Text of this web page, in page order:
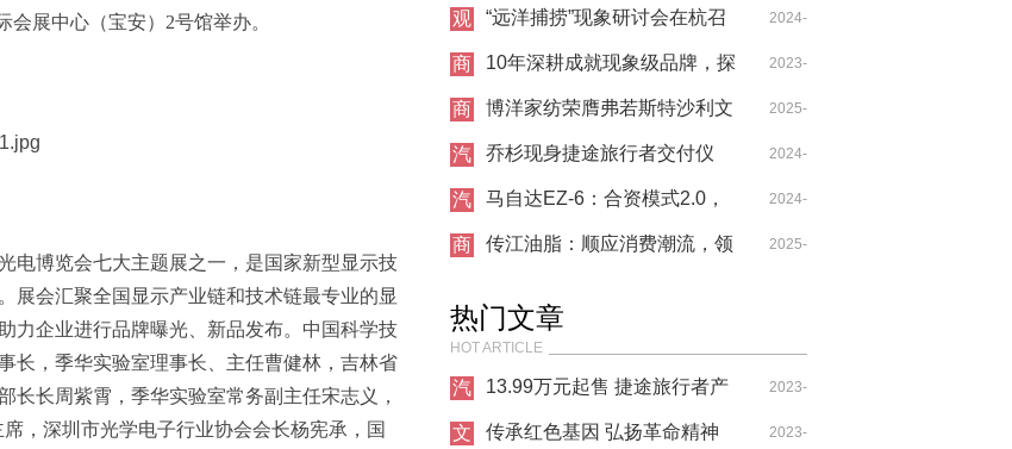
展中心（宝安）2号馆举办。
电博览会七大主题展之一，是国家新型显示技
展会汇聚全国显示产业链和技术链最专业的显
力企业进行品牌曝光、新品发布。中国科学技
长，季华实验室理事长、主任曹健林，吉林省
长长周紫霄，季华实验室常务副主任宋志义，
，深圳市光学电子行业协会会长杨宪承，国
文旅：IP 的打造与新媒体营销
的破界探索
06-30
观
“远洋捕捞”现象研讨会在杭召
开 专家关注新湖集团百亿矿权
案
2024-
11-01
商
10年深耕成就现象级品牌，探
鱼布局全球市场未来可期
2023-
12-15
商
博洋家纺荣膺弗若斯特沙利文
五项市场第一认证
2025-
05-15
汽
乔杉现身捷途旅行者交付仪
式，共同揭幕创新篇章
2024-
06-16
汽
马自达EZ-6：合资模式2.0，
电动化时代的创新引擎
2024-
05-29
商
传江油脂：顺应消费潮流，领 2025-
热门文章
HOT ARTICLE
汽
13.99万元起售 捷途旅行者产
品力表现很突出！
2023-
09-29
文
传承红色基因 弘扬革命精神 2023-